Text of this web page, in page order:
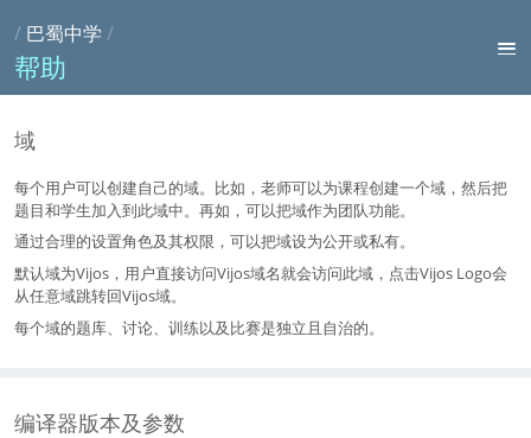
/ 巴蜀中学 /
帮助
域
每个用户可以创建自己的域。比如，老师可以为课程创建一个域，然后把
题目和学生加入到此域中。再如，可以把域作为团队功能。
通过合理的设置角色及其权限，可以把域设为公开或私有。
默认域为Vijos，用户直接访问Vijos域名就会访问此域，点击Vijos Logo会
从任意域跳转回Vijos域。
每个域的题库、讨论、训练以及比赛是独立且自治的。
编译器版本及参数